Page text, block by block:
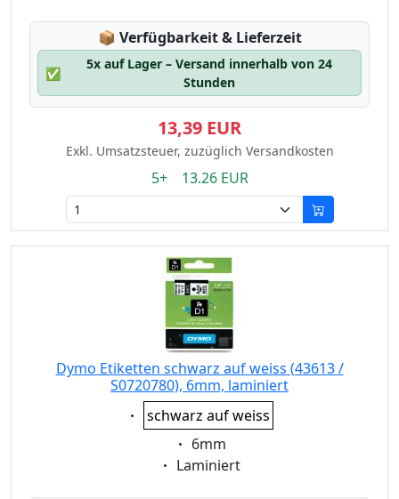
📦 Lagerstatus:
Verfügbarkeit & Lieferzeit
✅
5x auf Lager – Versand innerhalb von 24
Stunden
13,39 EUR
Exkl. Umsatzsteuer, zuzüglich Versandkosten
5+ 13.26 EUR
Dymo Etiketten schwarz auf weiss (43613 /
S0720780), 6mm, laminiert
Eigenschaft:
schwarz auf weiss
Eigenschaft:
6mm
Eigenschaft:
Laminiert